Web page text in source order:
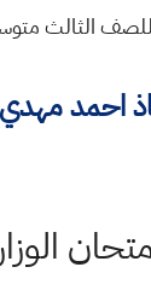
للصف الثالث
احمد